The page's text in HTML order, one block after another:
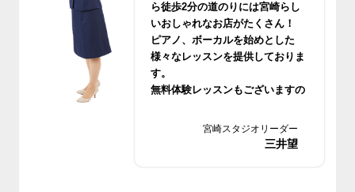
ら徒歩2分の道のりには宮崎らし
いおしゃれなお店がたくさん！
ピアノ、ボーカルを始めとした
様々なレッスンを提供しておりま
す。
無料体験レッスンもございますの
宮崎スタジオリーダー
三井望